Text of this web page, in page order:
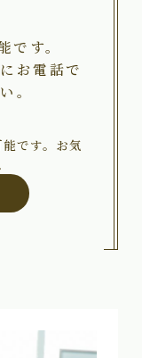
です。
お電話で
。
です。お気